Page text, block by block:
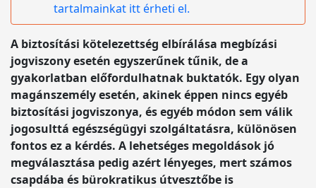
tartalmainkat itt érheti el.
A biztosítási kötelezettség elbírálása megbízási
jogviszony esetén egyszerűnek tűnik, de a
gyakorlatban előfordulhatnak buktatók. Egy olyan
magánszemély esetén, akinek éppen nincs egyéb
biztosítási jogviszonya, és egyéb módon sem válik
jogosulttá egészségügyi szolgáltatásra, különösen
fontos ez a kérdés. A lehetséges megoldások jó
megválasztása pedig azért lényeges, mert számos
csapdába és bürokratikus útvesztőbe is